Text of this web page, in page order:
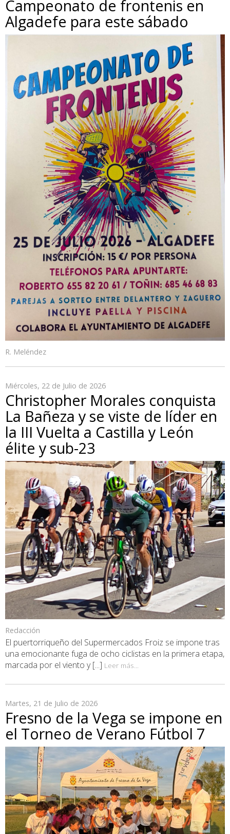
Campeonato de frontenis en
Algadefe para este sábado
R. Meléndez
Miércoles, 22 de Julio de 2026
Christopher Morales conquista
La Bañeza y se viste de líder en
la III Vuelta a Castilla y León
élite y sub-23
Redacción
El puertorriqueño del Supermercados Froiz se impone tras
una emocionante fuga de ocho ciclistas en la primera etapa,
marcada por el viento y [...] Leer más...
Martes, 21 de Julio de 2026
Fresno de la Vega se impone en
el Torneo de Verano Fútbol 7